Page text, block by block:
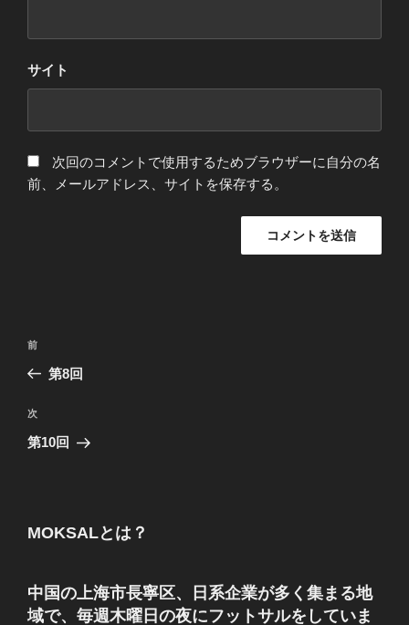
サイト
次回のコメントで使用するためブラウザーに自分の名
前、メールアドレス、サイトを保存する。
投
ビ
ゲ
ン
前
の
稿
前
第8回
次
の
次
第10回
MOKSALとは？
中国の上海市長寧区、日系企業が多く集まる地
域で、毎週木曜日の夜にフットサルをしていま